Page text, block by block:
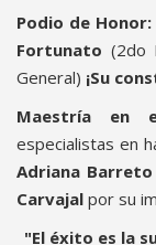
Podio de Honor:
Fortunato (2do
General) ¡Su
Maestría en
especialistas en
Adriana Barreto
Carvajal por su
"El éxito es la